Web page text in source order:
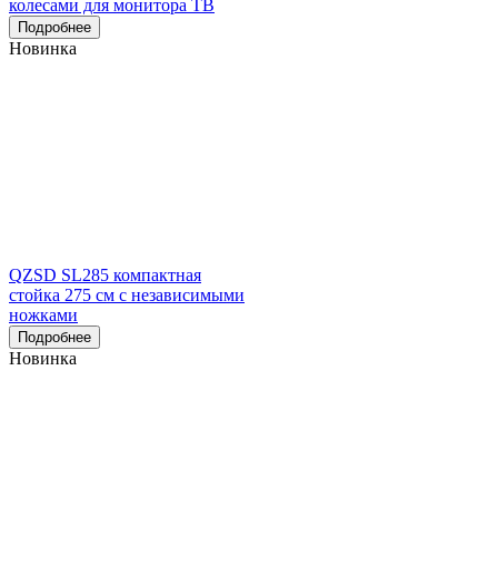
колесами для монитора ТВ
Подробнее
Новинка
QZSD SL285 компактная
стойка 275 см с независимыми
ножками
Подробнее
Новинка